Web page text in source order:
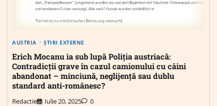
AUSTRIA ȘTIRI EXTERNE
Erich Mocanu ia sub lupă Poliția austriacă:
Contradicții grave în cazul camionului cu câini
abandonat – minciună, neglijență sau dublu
standard anti-românesc?
Redactie Iulie 20, 2025 0